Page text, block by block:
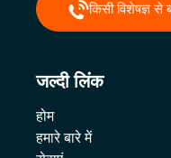
किसी विशेषज्ञ से
जल्दी लिंक
होम
हमारे बारे में